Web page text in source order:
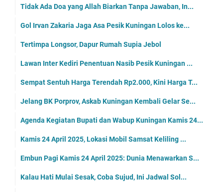
Tidak Ada Doa yang Allah Biarkan Tanpa Jawaban, In...
Gol Irvan Zakaria Jaga Asa Pesik Kuningan Lolos ke...
Tertimpa Longsor, Dapur Rumah Supia Jebol
Lawan Inter Kediri Penentuan Nasib Pesik Kuningan ...
Sempat Sentuh Harga Terendah Rp2.000, Kini Harga T...
Jelang BK Porprov, Askab Kuningan Kembali Gelar Se...
Agenda Kegiatan Bupati dan Wabup Kuningan Kamis 24...
Kamis 24 April 2025, Lokasi Mobil Samsat Keliling ...
Embun Pagi Kamis 24 April 2025: Dunia Menawarkan S...
Kalau Hati Mulai Sesak, Coba Sujud, Ini Jadwal Sol...